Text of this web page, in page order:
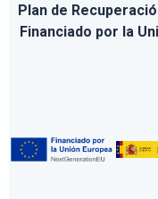
Plan de
Financiado por la